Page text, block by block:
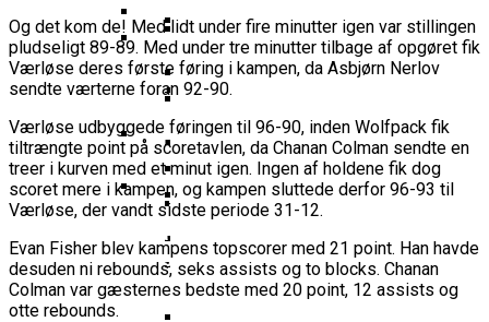
Til NBA Summer League
Dårligste Karakter For Skuffende
EuroBasket-Kvalifikation
Her Er Den Georgiske Og Finske
Trup, Danmark Skal Møde I
Kampen Om En EM-Billet
Knækkede Porto Efter Dobbelt
Overtidsdrama
Bakken Bears Skuffer Igen I
Europa Og Nærmer Sig Tidligt
Exit
Bakken Bears Åbner FIBA Europe
Noah Nørgaard Og Tenerife Fik
En God Start På Youth
Champions League: “Vores Mål
Er At Vinde Turneringen”
Dansk Tenerife-Stortalent
Imponerede Stort I Debut I Youth
Champions League
Mere Europæisk Topbasket
Venter: Dansk Stjerne Skifter Til
Spansk EuroCup-Klub
ALBA Berlin Siger Farvel Til
EuroLeague – Skifter Til
Basketball Champions League
Wembanyamas EM-Deltagelse I Fare:
Der Er Mange Usikkerheder Lige Nu
Danmarks Kvindelandshold Skal Have
Ny Landstræner
VM’s All Star-Hold Offentliggjort
Tyskland Er Verdensmester For
Første Gang
Canada Vinder VM-Bronze Efter
Vanvittigt Overtidsdrama Mod
USA
To Tidligere Basketliga-Spillere
Udtaget Til Sydsudansk OL-
Bruttotrup
Breaking: Team USA Samler
Superstjernerne Til OL 2024
BørneBasketFonden Sender
Spændende U15-Trup Til Jr. NBA
Europe Tournament Til Sommer
Fra Drøm Til Virkelighed: Vejen
Basketball Klub Rykker Op I
Basketligaen
Og det kom de! Med lidt under fire minutter igen var stillingen
pludseligt 89-89. Med under tre minutter tilbage af opgøret fik
Værløse deres første føring i kampen, da Asbjørn Nerlov
sendte værterne foran 92-90.
Værløse udbyggede føringen til 96-90, inden Wolfpack fik
tiltrængte point på scoretavlen, da Chanan Colman sendte en
treer i kurven med et minut igen. Ingen af holdene fik dog
scoret mere i kampen, og kampen sluttede derfor 96-93 til
Værløse, der vandt sidste periode 31-12.
Evan Fisher blev kampens topscorer med 21 point. Han havde
desuden ni rebounds, seks assists og to blocks. Chanan
Colman var gæsternes bedste med 20 point, 12 assists og
otte rebounds.